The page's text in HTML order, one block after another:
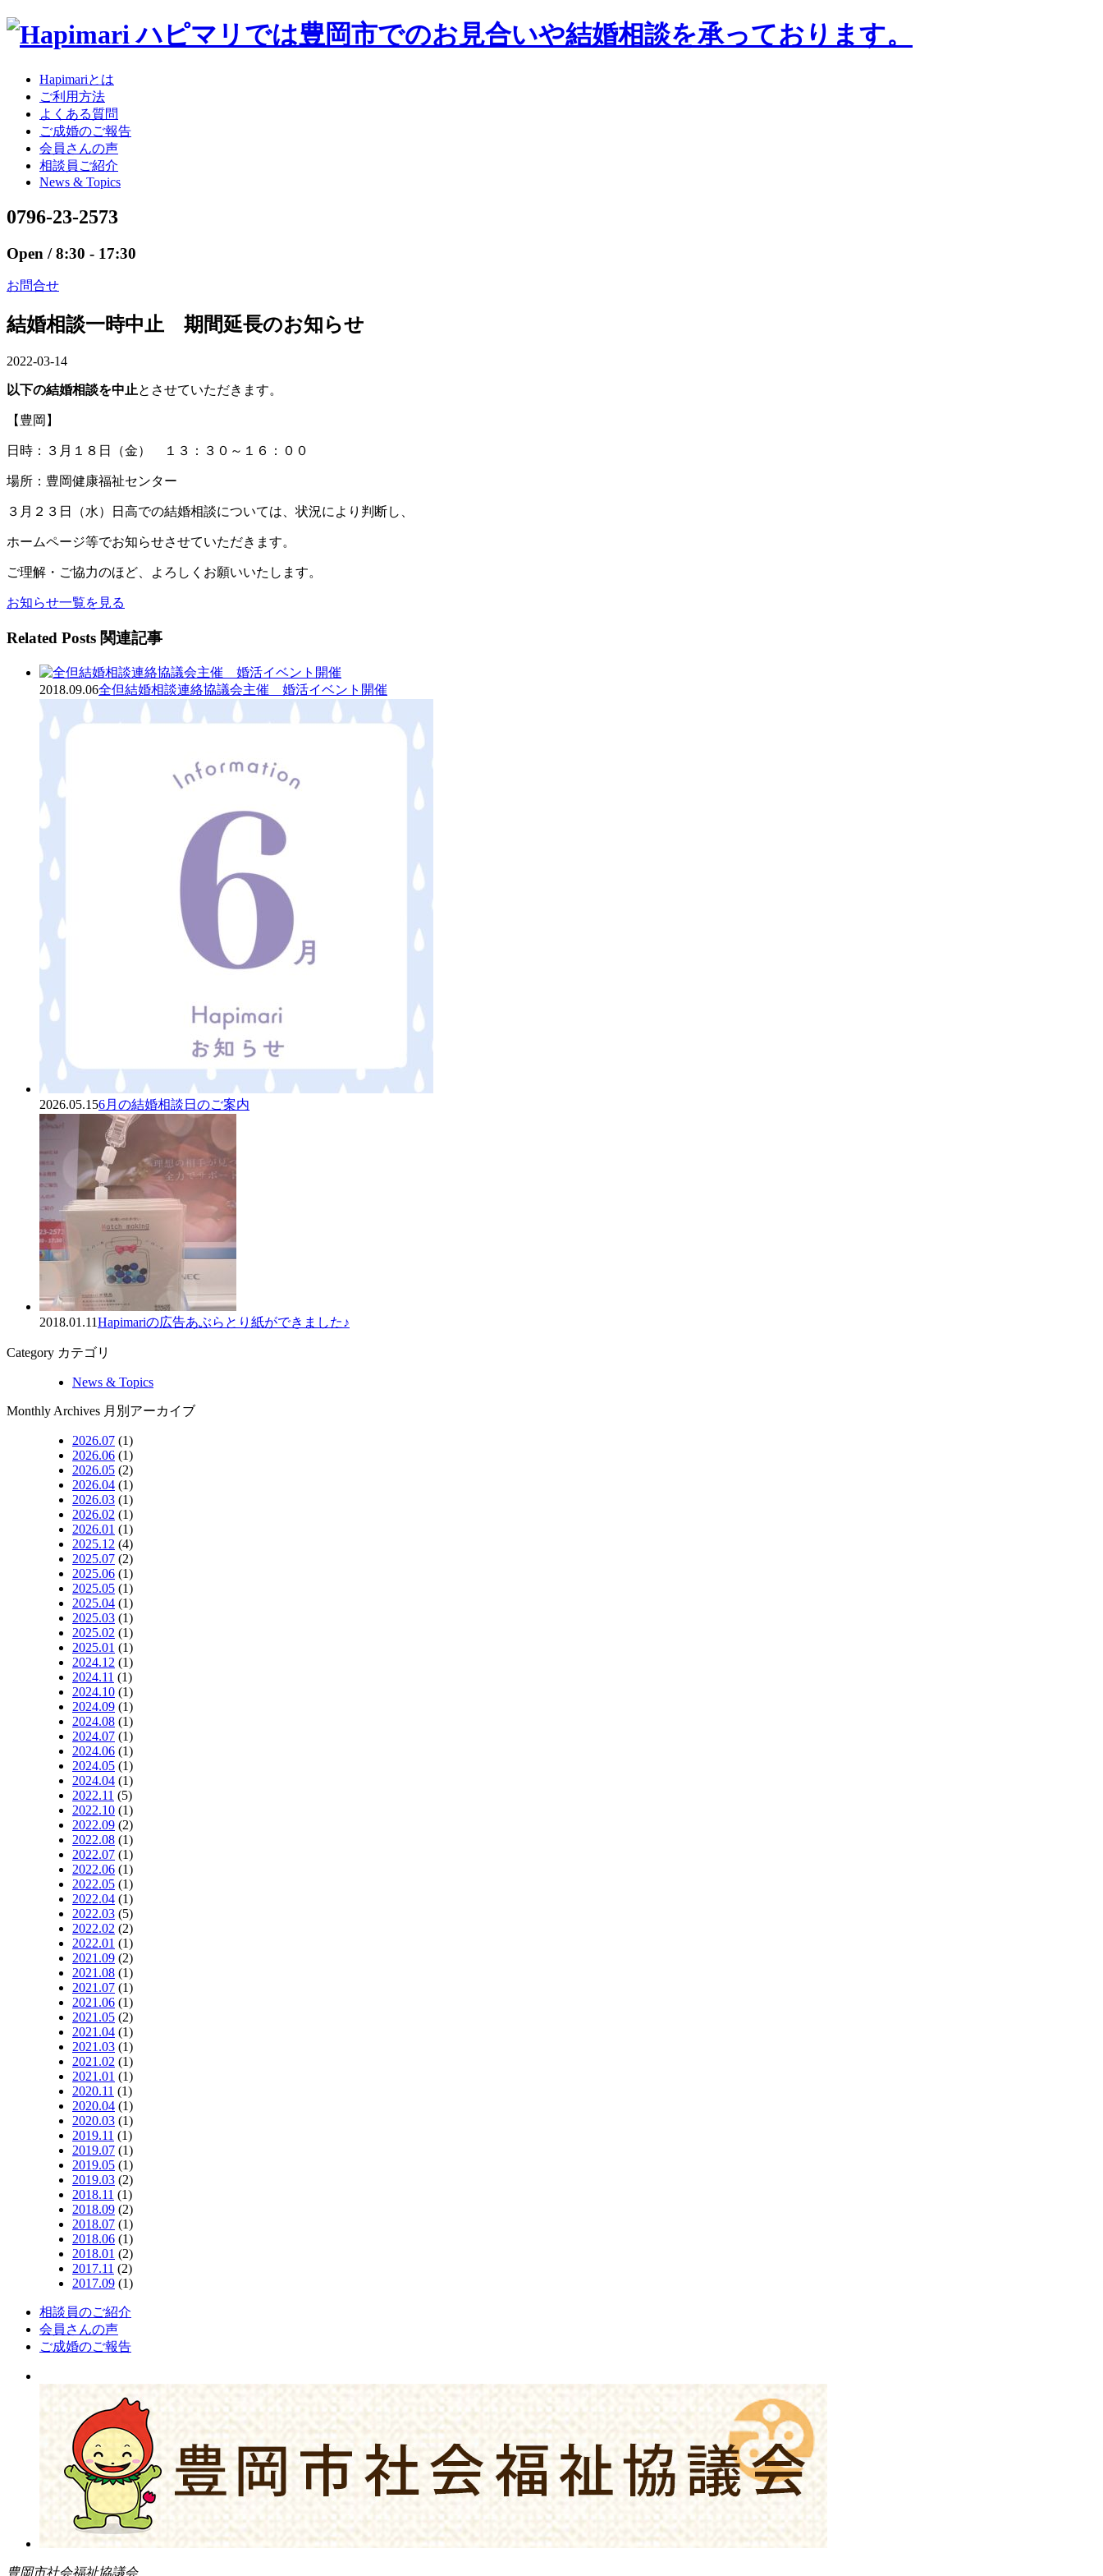
Hapimariとは
ご利用方法
よくある質問
ご成婚のご報告
会員さんの声
相談員ご紹介
News & Topics
0796-23-2573
Open / 8:30 - 17:30
お問合せ
結婚相談一時中止 期間延長のお知らせ
2022-03-14
以下の結婚相談を中止とさせていただきます。
【豊岡】
日時：３月１８日（金） １３：３０～１６：００
場所：豊岡健康福祉センター
３月２３日（水）日高での結婚相談については、状況により判断し、
ホームページ等でお知らせさせていただきます。
ご理解・ご協力のほど、よろしくお願いいたします。
お知らせ一覧を見る
Related Posts 関連記事
2018.09.06全但結婚相談連絡協議会主催 婚活イベント開催
2026.05.156月の結婚相談日のご案内
2018.01.11Hapimariの広告あぶらとり紙ができました♪
Category カテゴリ
News & Topics
Monthly Archives 月別アーカイブ
2026.07 (1)
2026.06 (1)
2026.05 (2)
2026.04 (1)
2026.03 (1)
2026.02 (1)
2026.01 (1)
2025.12 (4)
2025.07 (2)
2025.06 (1)
2025.05 (1)
2025.04 (1)
2025.03 (1)
2025.02 (1)
2025.01 (1)
2024.12 (1)
2024.11 (1)
2024.10 (1)
2024.09 (1)
2024.08 (1)
2024.07 (1)
2024.06 (1)
2024.05 (1)
2024.04 (1)
2022.11 (5)
2022.10 (1)
2022.09 (2)
2022.08 (1)
2022.07 (1)
2022.06 (1)
2022.05 (1)
2022.04 (1)
2022.03 (5)
2022.02 (2)
2022.01 (1)
2021.09 (2)
2021.08 (1)
2021.07 (1)
2021.06 (1)
2021.05 (2)
2021.04 (1)
2021.03 (1)
2021.02 (1)
2021.01 (1)
2020.11 (1)
2020.04 (1)
2020.03 (1)
2019.11 (1)
2019.07 (1)
2019.05 (1)
2019.03 (2)
2018.11 (1)
2018.09 (2)
2018.07 (1)
2018.06 (1)
2018.01 (2)
2017.11 (2)
2017.09 (1)
相談員のご紹介
会員さんの声
ご成婚のご報告
豊岡市社会福祉協議会